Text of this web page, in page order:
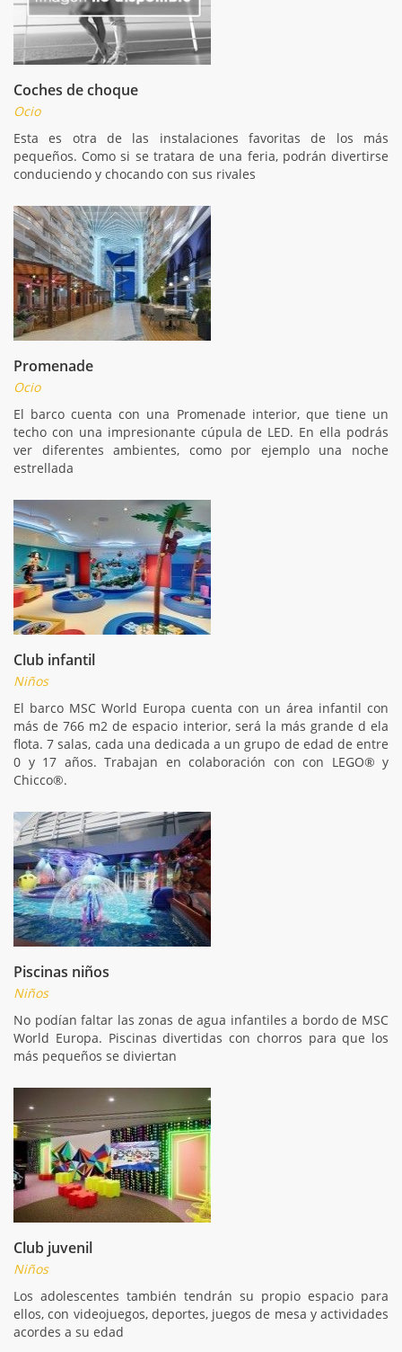
Coches de choque
Ocio
Esta es otra de las instalaciones favoritas de los más
pequeños. Como si se tratara de una feria, podrán divertirse
conduciendo y chocando con sus rivales
Promenade
Ocio
El barco cuenta con una Promenade interior, que tiene un
techo con una impresionante cúpula de LED. En ella podrás
ver diferentes ambientes, como por ejemplo una noche
estrellada
Club infantil
Niños
El barco MSC World Europa cuenta con un área infantil con
más de 766 m2 de espacio interior, será la más grande d ela
flota. 7 salas, cada una dedicada a un grupo de edad de entre
0 y 17 años. Trabajan en colaboración con con LEGO® y
Chicco®.
Piscinas niños
Niños
No podían faltar las zonas de agua infantiles a bordo de MSC
World Europa. Piscinas divertidas con chorros para que los
más pequeños se diviertan
Club juvenil
Niños
Los adolescentes también tendrán su propio espacio para
ellos, con videojuegos, deportes, juegos de mesa y actividades
acordes a su edad